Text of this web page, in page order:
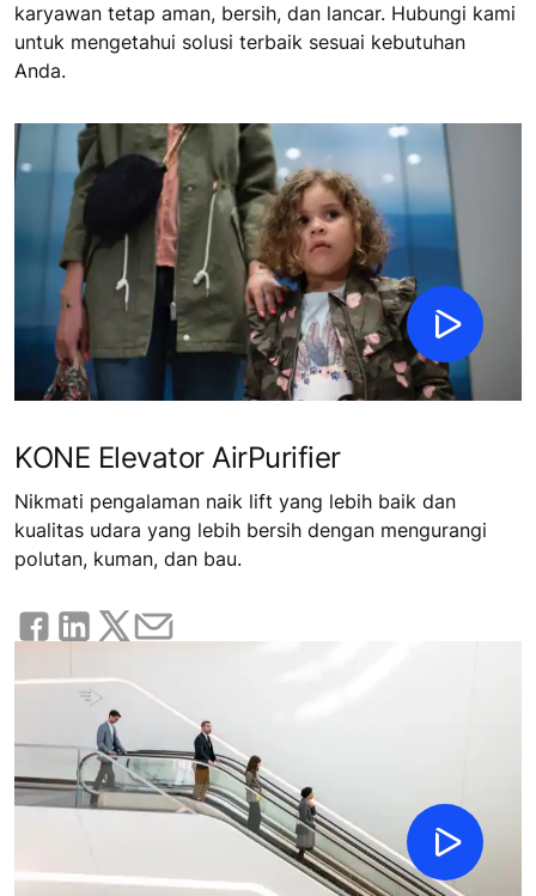
karyawan tetap aman, bersih, dan lancar. Hubungi kami
untuk mengetahui solusi terbaik sesuai kebutuhan
Anda.
KONE Elevator AirPurifier
Nikmati pengalaman naik lift yang lebih baik dan
kualitas udara yang lebih bersih dengan mengurangi
polutan, kuman, dan bau.